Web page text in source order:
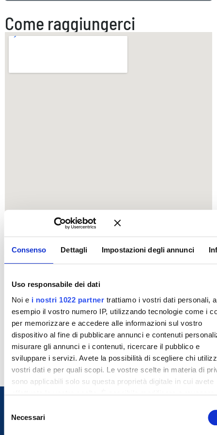
Consenso Dettagli Impostazioni degli annunci
Uso responsabile dei dati
Noi e i nostri 1022 partnertrattiamo i vostri dati personali,
esempio il vostro numero IP, utilizzando tecnologie come i
per memorizzare e accedere alle informazioni sul vostro
dispositivo al fine di pubblicare annunci e contenuti
misurare gli annunci e i contenuti, ricercare il pubblico e
sviluppare i servizi. Avete la possibilità di scegliere chi
vostri dati e per quali scopi. Le vostre scelte in materia di
sono applicabili solo su questa proprietà digitale in cui avete
effettuato le vostre scelte. È possibile modificare o revocare
cookie o facendo clic sull'icona di attivazione della privacy.
Necessari
Come raggiungerci